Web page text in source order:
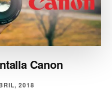
Canon
2018